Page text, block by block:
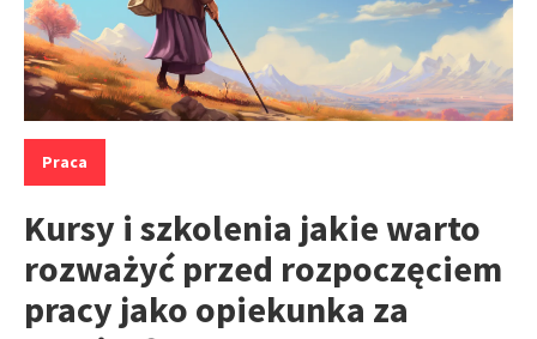
Kategorie:
Praca
Kursy i szkolenia jakie warto
rozważyć przed rozpoczęciem
pracy jako opiekunka za